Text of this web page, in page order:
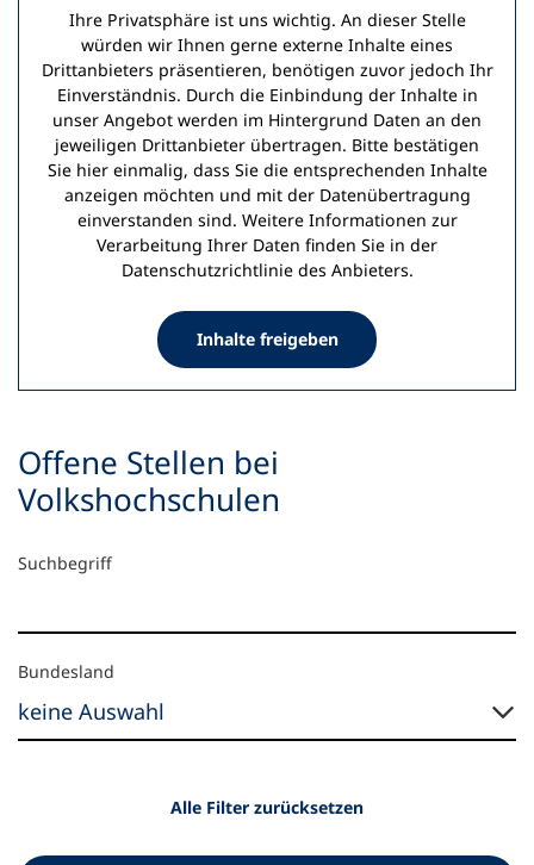
Ihre Privatsphäre ist uns wichtig. An dieser Stelle
würden wir Ihnen gerne externe Inhalte eines
Drittanbieters präsentieren, benötigen zuvor jedoch Ihr
Einverständnis. Durch die Einbindung der Inhalte in
unser Angebot werden im Hintergrund Daten an den
jeweiligen Drittanbieter übertragen. Bitte bestätigen
Sie hier einmalig, dass Sie die entsprechenden Inhalte
anzeigen möchten und mit der Datenübertragung
einverstanden sind. Weitere Informationen zur
Verarbeitung Ihrer Daten finden Sie in der
Datenschutzrichtlinie des Anbieters.
Inhalte freigeben
Offene Stellen bei
Volkshochschulen
Suchergebnis-
Suchbegriff
Suchergebnis-
Filter:
Bundesland
Bundesland
Alle Filter zurücksetzen